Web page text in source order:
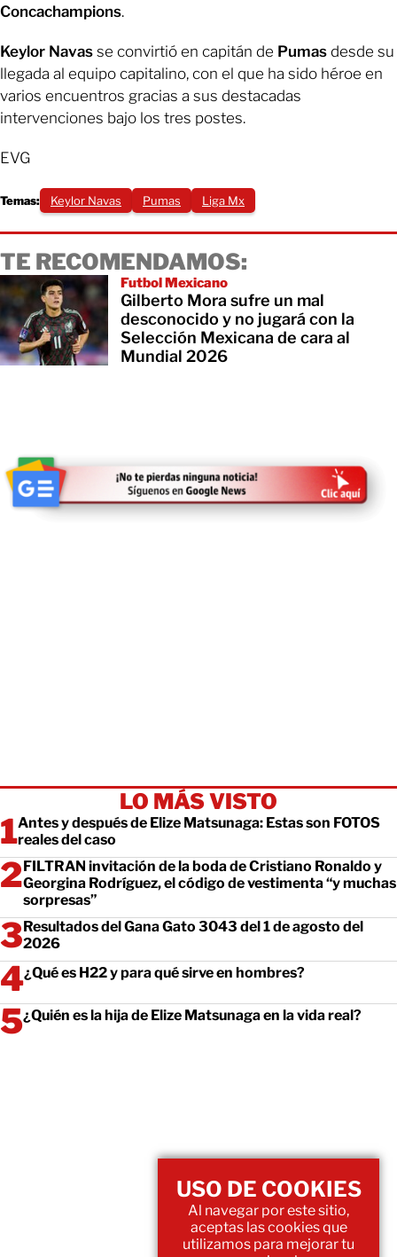
Concachampions.
Keylor Navas se convirtió en capitán de Pumas desde su
llegada al equipo capitalino, con el que ha sido héroe en
varios encuentros gracias a sus destacadas
intervenciones bajo los tres postes.
EVG
Temas: Keylor Navas Pumas Liga Mx
TE RECOMENDAMOS:
Futbol Mexicano
Gilberto Mora sufre un mal
desconocido y no jugará con la
Selección Mexicana de cara al
Mundial 2026
LO MÁS VISTO
Antes y después de Elize Matsunaga: Estas son FOTOS
reales del caso
FILTRAN invitación de la boda de Cristiano Ronaldo y
Georgina Rodríguez, el código de vestimenta “y muchas
sorpresas”
Resultados del Gana Gato 3043 del 1 de agosto del
2026
¿Qué es H22 y para qué sirve en hombres?
¿Quién es la hija de Elize Matsunaga en la vida real?
USO DE COOKIES
Al navegar por este sitio,
aceptas las cookies que
utilizamos para mejorar tu